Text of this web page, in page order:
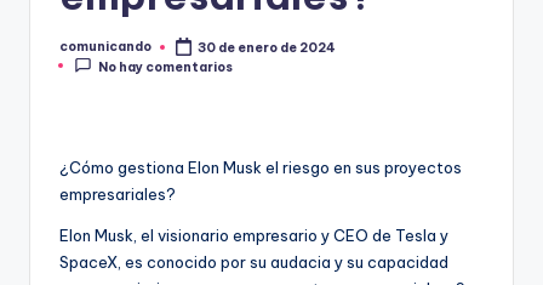
Publicado
por
comunicando
30 de enero de 2024
No hay comentarios
¿Cómo gestiona Elon Musk el riesgo en sus proyectos
empresariales?
Elon Musk, el visionario empresario y CEO de Tesla y
SpaceX, es conocido por su audacia y su capacidad